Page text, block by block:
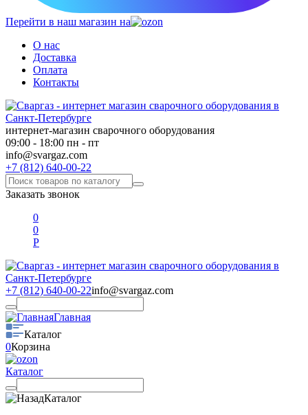
Перейти в наш магазин на
О нас
Доставка
Оплата
Контакты
интернет-магазин сварочного оборудования
09:00 - 18:00 пн - пт
info@svargaz.com
+7 (812) 640-00-22
Заказать звонок
0
0
Р
+7 (812) 640-00-22info@svargaz.com
Главная
Каталог
0Корзина
Каталог
Каталог